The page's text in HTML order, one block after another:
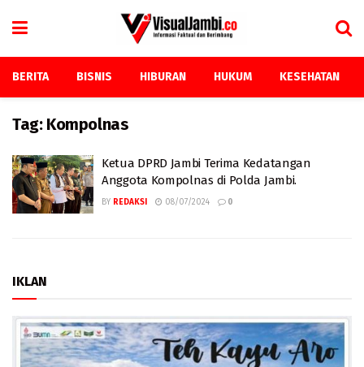
BERITA BISNIS HIBURAN HUKUM KESEHATAN
Tag: Kompolnas
Ketua DPRD Jambi Terima Kedatangan
Anggota Kompolnas di Polda Jambi.
BY REDAKSI 08/07/2024 0
IKLAN